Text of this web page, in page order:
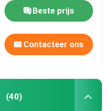
Beste prijs
Contacteer ons
(40)